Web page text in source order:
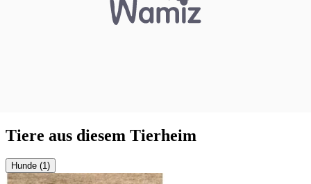
Tiere aus diesem Tierheim
Hunde (1)